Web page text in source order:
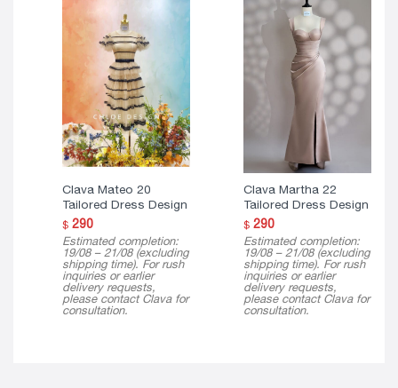
Clava Mateo 20
Tailored Dress Design
$290
Estimated completion:
19/08 – 21/08 (excluding
shipping time). For rush
inquiries or earlier
delivery requests,
please contact Clava for
consultation.
Clava Martha 22
Tailored Dress Design
$290
Estimated completion:
19/08 – 21/08 (excluding
shipping time). For rush
inquiries or earlier
delivery requests,
please contact Clava for
consultation.